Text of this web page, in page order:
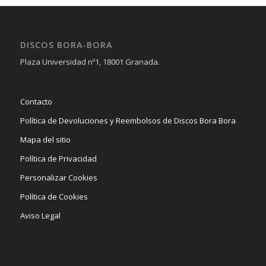
DISCOS BORA-BORA
Plaza Universidad nº1, 18001 Granada.
Contacto
Política de Devoluciones y Reembolsos de Discos Bora Bora
Mapa del sitio
Política de Privacidad
Personalizar Cookies
Política de Cookies
Aviso Legal